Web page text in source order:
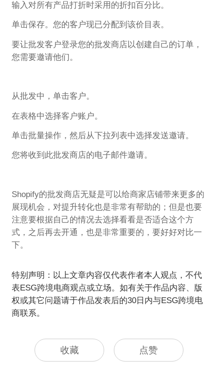
输入对所有产品打折时采用的折扣百分比。
单击保存。您的客户现已分配到该价目表。
要让批发客户登录您的批发商店以创建自己的订单，
您需要邀请他们。
从批发中，单击客户。
在表格中选择客户账户。
单击批量操作，然后从下拉列表中选择发送邀请。
您将收到此批发商店的电子邮件邀请。
Shopify的批发商店无疑是可以给商家店铺带来更多的
展现机会，对提升转化也是非常有帮助的；但是也要
注意要根据自己的情况去选择看看是否适合这个方
式，之后再去开通，也是非常重要的，要好好对比一
下。
特别声明：以上文章内容仅代表作者本人观点，不代
表ESG跨境电商观点或立场。如有关于作品内容、版
权或其它问题请于作品发表后的30日内与ESG跨境电
商联系。
收藏 点赞